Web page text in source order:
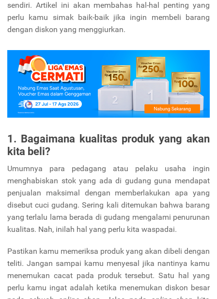
sendiri. Artikel ini akan membahas hal-hal penting yang
perlu kamu simak baik-baik jika ingin membeli barang
dengan diskon yang menggiurkan.
1. Bagaimana kualitas produk yang akan
kita beli?
Umumnya para pedagang atau pelaku usaha ingin
menghabiskan stok yang ada di gudang guna mendapat
penjualan maksimal dengan memberlakukan apa yang
disebut cuci gudang. Sering kali ditemukan bahwa barang
yang terlalu lama berada di gudang mengalami penurunan
kualitas. Nah, inilah hal yang perlu kita waspadai.
Pastikan kamu memeriksa produk yang akan dibeli dengan
teliti. Jangan sampai kamu menyesal jika nantinya kamu
menemukan cacat pada produk tersebut. Satu hal yang
perlu kamu ingat adalah ketika menemukan diskon besar